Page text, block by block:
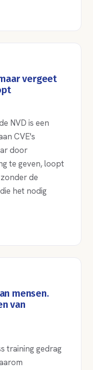
vergeet
NVD is een
CVE's
door
te geven, loopt
de
het nodig
mensen.
van
training gedrag